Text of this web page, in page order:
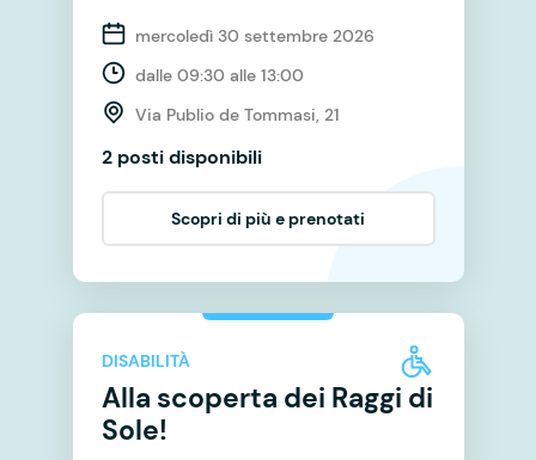
mercoledì 30 settembre 2026
dalle 09:30 alle 13:00
Via Publio de Tommasi, 21
2 posti disponibili
Scopri di più e prenotati
DISABILITÀ
Alla scoperta dei Raggi di
Sole!